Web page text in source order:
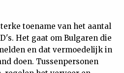
toename van het aantal
Het gaat om Bulgaren die
en dat vermoedelijk in
doen. Tussenpersonen